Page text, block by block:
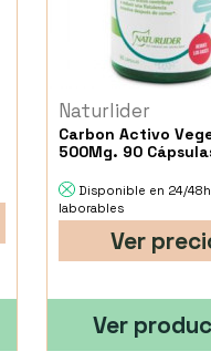
Naturlider
Carbon Activo
500Mg. 90
Disponible en 24/48h
laborables
Ver
Ver